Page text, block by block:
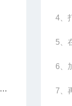
4
5
6
7